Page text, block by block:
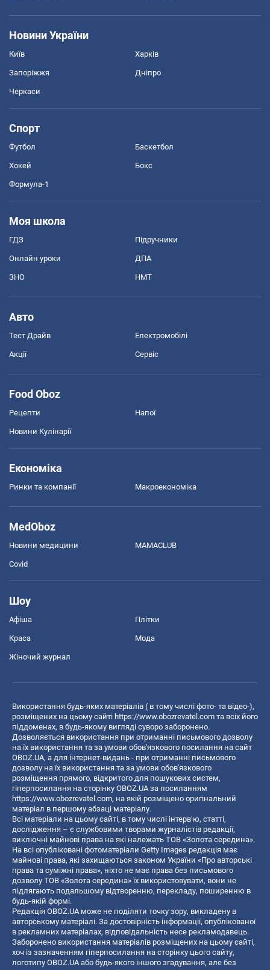
Новини України
Київ Харків
Запоріжжя Дніпро
Черкаси
Спорт
Футбол Баскетбол
Хокей Бокс
Формула-1
Моя школа
ГДЗ Підручники
Онлайн уроки ДПА
ЗНО НМТ
Авто
Тест Драйв Електромобілі
Акції Сервіс
Food Oboz
Рецепти Напої
Новини Кулінарії
Економіка
Ринки та компанії Макроекономіка
MedOboz
Новини медицини MAMACLUB
Covid
Шоу
Афіша Плітки
Краса Мода
Жіночий журнал
Використання будь-яких матеріалів ( в тому числі фото- та відео-),
розміщених на цьому сайті https://www.obozrevatel.com та всіх його
піддоменах, в будь-якому вигляді суворо заборонено.
Дозволяється використання при отриманні письмового дозволу
на їх використання та за умови обов'язкового посилання на сайт
OBOZ.UA, а для інтернет-видань - при отриманні письмового
дозволу на їх використання та за умови обов'язкового
розміщення прямого, відкритого для пошукових систем,
гіперпосилання на сторінку OBOZ.UA за посиланням
https://www.obozrevatel.com, на якій розміщено оригінальний
матеріал в першому абзаці матеріалу.
Всі матеріали на цьому сайті, в тому числі інтерв’ю, статті,
дослідження – є службовими творами журналістів редакції,
виключні майнові права на які належать ТОВ «Золота середина».
На всі опубліковані фотоматеріали Getty Images редакція має
майнові права, які захищаються законом України «Про авторські
права та суміжні права», ніхто не має права без письмового
дозволу ТОВ «Золота середина» їх використовувати, вони не
підлягають подальшому відтворенню, перекладу, поширенню в
будь-якій формі.
Редакція OBOZ.UA може не поділяти точку зору, викладену в
авторському матеріалі. За достовірність інформації, опублікованої
в рекламних матеріалах, відповідальність несе рекламодавець.
Заборонено використання матеріалів розміщених на цьому сайті,
хоч із зазначенням гіперпосилання на сторінку цього сайту,
логотипу OBOZ.UA або будь-якого іншого згадування, але без